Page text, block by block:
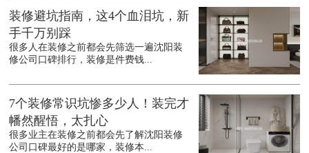
装修避坑指南，这4个血泪坑，新
手千万别踩
很多人在装修之前都会先筛选一遍沈阳装
修公司口碑排行，装修是件费钱...
7个装修常识坑惨多少人！装完才
幡然醒悟，太扎心
很多业主在装修之前都会先了解沈阳装修
公司口碑最好的是哪家，装修本...